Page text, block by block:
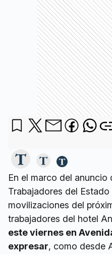
En el marco del anuncio
Trabajadores del Estado
movilizaciones del
trabajadores del hotel
este viernes en
expresar, como desde